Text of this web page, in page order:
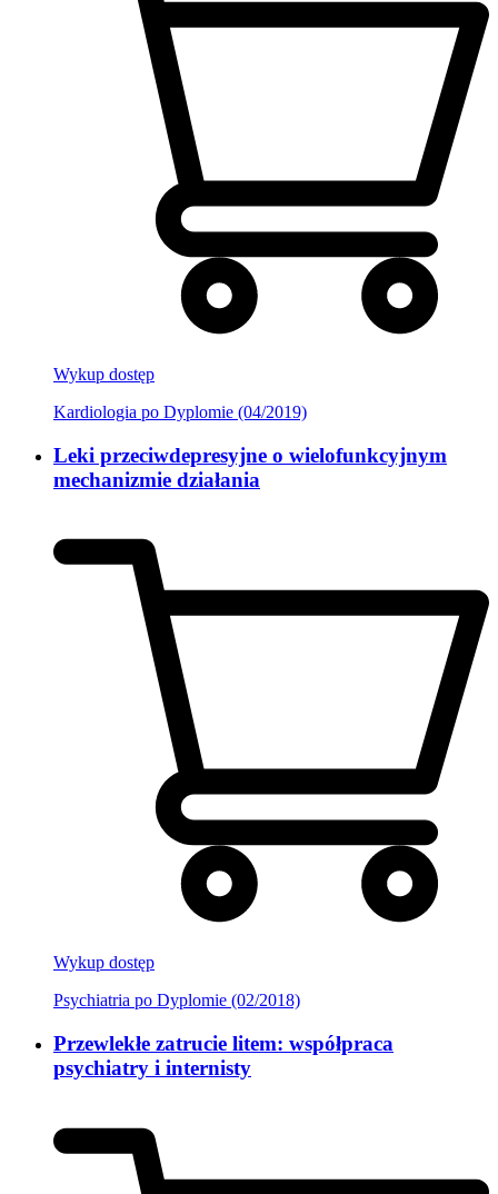
Wykup dostęp
Kardiologia po Dyplomie (04/2019)
Leki przeciwdepresyjne o wielofunkcyjnym
mechanizmie działania
Wykup dostęp
Psychiatria po Dyplomie (02/2018)
Przewlekłe zatrucie litem: współpraca
psychiatry i internisty